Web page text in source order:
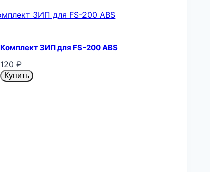
Комплект ЗИП для FS-200 ABS
120₽
Купить